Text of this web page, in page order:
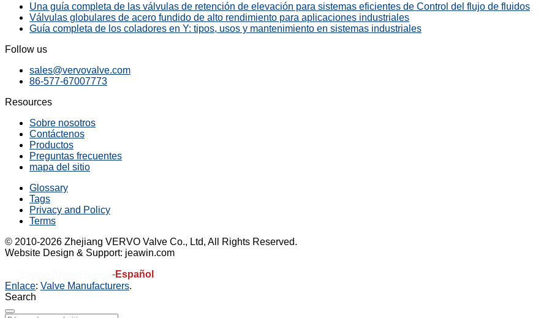
Una guía completa de las válvulas de retención de elevación para sistemas eficientes de Control del flujo de fluidos
Válvulas globulares de acero fundido de alto rendimiento para aplicaciones industriales
Guía completa de los coladores en Y: tipos, usos y mantenimiento en sistemas industriales
Follow us
sales@vervovalve.com
86-577-67007773
Resources
Sobre nosotros
Contáctenos
Productos
Preguntas frecuentes
mapa del sitio
Glossary
Tags
Privacy and Policy
Terms
© 2010-2026 Zhejiang VERVO Valve Co., Ltd, All Rights Reserved.
Website Design & Support: jeawin.com
-Español
Enlace: Valve Manufacturers.
Search